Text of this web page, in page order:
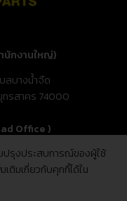
นักงานใหญ่)
ลบางน้ำจืด
ทรสาคร 74000
Office )
Nam Chuet,
74000, Thailand
ปรุงประสบการณ์ของผู้ใช้
ติมเกี่ยวกับคุกกี้ได้ใน